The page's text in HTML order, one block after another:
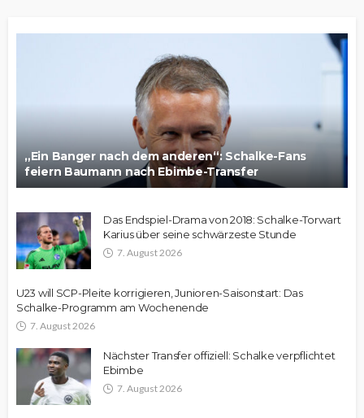
„Ein Banger nach dem anderen“: Schalke-Fans
feiern Baumann nach Ebimbe-Transfer
Das Endspiel-Drama von 2018: Schalke-Torwart
Karius über seine schwärzeste Stunde
7. August 2026
U23 will SCP-Pleite korrigieren, Junioren-Saisonstart: Das
Schalke-Programm am Wochenende
7. August 2026
Nächster Transfer offiziell: Schalke verpflichtet
Ebimbe
7. August 2026